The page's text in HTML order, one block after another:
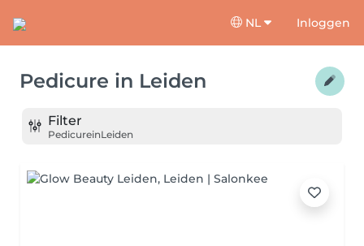
NL Inloggen
Pedicure in Leiden
Filter
PedicureinLeiden